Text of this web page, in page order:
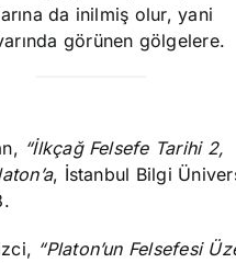
da inilmiş olur, yani
görünen gölgelere.
“İlkçağ Felsefe Tarihi 2,
, İstanbul Bilgi
“Platon’un Felsefesi